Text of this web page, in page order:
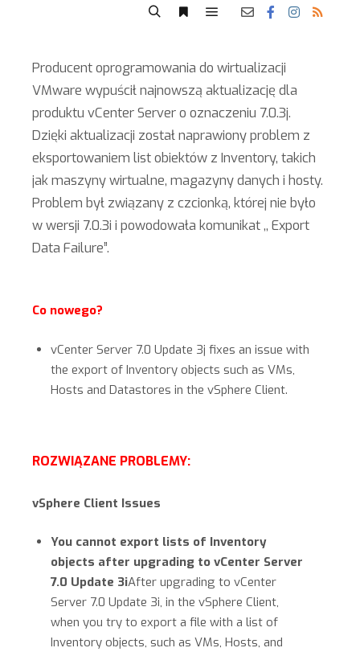
Producent oprogramowania do wirtualizacji
VMware wypuścił najnowszą aktualizację dla
produktu vCenter Server o oznaczeniu 7.0.3j.
Dzięki aktualizacji został naprawiony problem z
eksportowaniem list obiektów z Inventory, takich
jak maszyny wirtualne, magazyny danych i hosty.
Problem był związany z czcionką, której nie było
w wersji 7.0.3i i powodowała komunikat ,, Export
Data Failure”.
Co nowego?
vCenter Server 7.0 Update 3j fixes an issue with
the export of Inventory objects such as VMs,
Hosts and Datastores in the vSphere Client.
ROZWIĄZANE PROBLEMY:
vSphere Client Issues
You cannot export lists of Inventory
objects after upgrading to vCenter Server
7.0 Update 3iAfter upgrading to vCenter
Server 7.0 Update 3i, in the vSphere Client,
when you try to export a file with a list of
Inventory objects, such as VMs, Hosts, and